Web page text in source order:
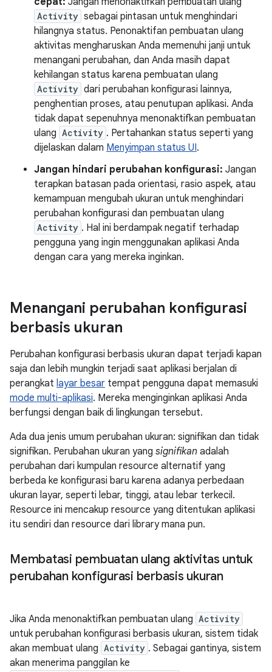
Activity sebagai pintasan untuk menghindari
hilangnya status. Penonaktifan pembuatan ulang
aktivitas mengharuskan Anda memenuhi janji untuk
menangani perubahan, dan Anda masih dapat
kehilangan status karena pembuatan ulang
Activity dari perubahan konfigurasi lainnya,
penghentian proses, atau penutupan aplikasi. Anda
tidak dapat sepenuhnya menonaktifkan pembuatan
ulang Activity . Pertahankan status seperti yang
dijelaskan dalam Menyimpan status UI.
Jangan hindari perubahan konfigurasi: Jangan
terapkan batasan pada orientasi, rasio aspek, atau
kemampuan mengubah ukuran untuk menghindari
perubahan konfigurasi dan pembuatan ulang
Activity . Hal ini berdampak negatif terhadap
pengguna yang ingin menggunakan aplikasi Anda
dengan cara yang mereka inginkan.
Menangani perubahan konfigurasi
berbasis ukuran
Perubahan konfigurasi berbasis ukuran dapat terjadi kapan
saja dan lebih mungkin terjadi saat aplikasi berjalan di
perangkat layar besar tempat pengguna dapat memasuki
mode multi-aplikasi. Mereka menginginkan aplikasi Anda
berfungsi dengan baik di lingkungan tersebut.
Ada dua jenis umum perubahan ukuran: signifikan dan tidak
signifikan. Perubahan ukuran yang signifikan adalah
perubahan dari kumpulan resource alternatif yang
berbeda ke konfigurasi baru karena adanya perbedaan
ukuran layar, seperti lebar, tinggi, atau lebar terkecil.
Resource ini mencakup resource yang ditentukan aplikasi
itu sendiri dan resource dari library mana pun.
Membatasi pembuatan ulang aktivitas untuk
perubahan konfigurasi berbasis ukuran
Jika Anda menonaktifkan pembuatan ulang Activity
untuk perubahan konfigurasi berbasis ukuran, sistem tidak
akan membuat ulang Activity . Sebagai gantinya, sistem
akan menerima panggilan ke